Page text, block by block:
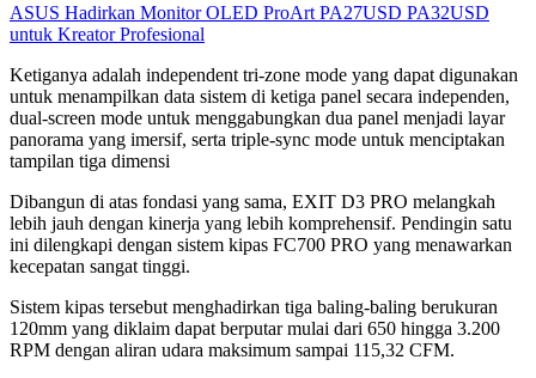
ASUS Hadirkan Monitor OLED ProArt PA27USD PA32USD
untuk Kreator Profesional
Ketiganya adalah independent tri-zone mode yang dapat digunakan
untuk menampilkan data sistem di ketiga panel secara independen,
dual-screen mode untuk menggabungkan dua panel menjadi layar
panorama yang imersif, serta triple-sync mode untuk menciptakan
tampilan tiga dimensi
Dibangun di atas fondasi yang sama, EXIT D3 PRO melangkah
lebih jauh dengan kinerja yang lebih komprehensif. Pendingin satu
ini dilengkapi dengan sistem kipas FC700 PRO yang menawarkan
kecepatan sangat tinggi.
Sistem kipas tersebut menghadirkan tiga baling-baling berukuran
120mm yang diklaim dapat berputar mulai dari 650 hingga 3.200
RPM dengan aliran udara maksimum sampai 115,32 CFM.